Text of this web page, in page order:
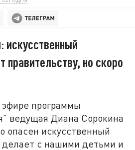
искусственный
правительству, но скоро
программы
ведущая Диана Сорокина
опасен искусственный
делает с нашими детьми и